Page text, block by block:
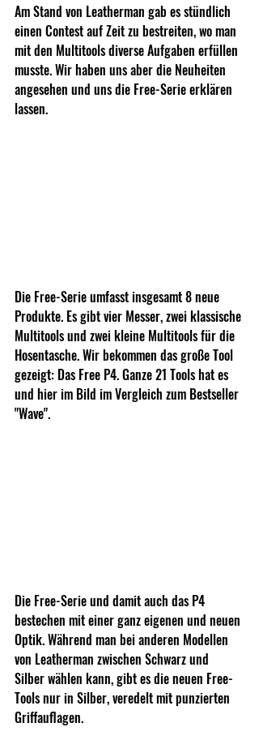
Am Stand von Leatherman gab es stündlich
einen Contest auf Zeit zu bestreiten, wo man
mit den Multitools diverse Aufgaben erfüllen
musste. Wir haben uns aber die Neuheiten
angesehen und uns die Free-Serie erklären
lassen.
Die Free-Serie umfasst insgesamt 8 neue
Produkte. Es gibt vier Messer, zwei klassische
Multitools und zwei kleine Multitools für die
Hosentasche. Wir bekommen das große Tool
gezeigt: Das Free P4. Ganze 21 Tools hat es
und hier im Bild im Vergleich zum Bestseller
"Wave".
Die Free-Serie und damit auch das P4
bestechen mit einer ganz eigenen und neuen
Optik. Während man bei anderen Modellen
von Leatherman zwischen Schwarz und
Silber wählen kann, gibt es die neuen Free-
Tools nur in Silber, veredelt mit punzierten
Griffauflagen.